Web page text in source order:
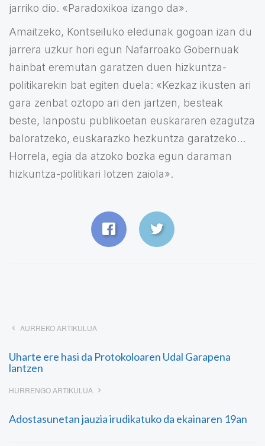
jarriko dio. «Paradoxikoa izango da».
Amaitzeko, Kontseiluko eledunak gogoan izan du
jarrera uzkur hori egun Nafarroako Gobernuak
hainbat eremutan garatzen duen hizkuntza-
politikarekin bat egiten duela: «Kezkaz ikusten ari
gara zenbat oztopo ari den jartzen, besteak
beste, lanpostu publikoetan euskararen ezagutza
baloratzeko, euskarazko hezkuntza garatzeko…
Horrela, egia da atzoko bozka egun daraman
hizkuntza-politikari lotzen zaiola».
AURREKO ARTIKULUA
Uharte ere hasi da Protokoloaren Udal Garapena
lantzen
HURRENGO ARTIKULUA
Adostasunetan jauzia irudikatuko da ekainaren 19an